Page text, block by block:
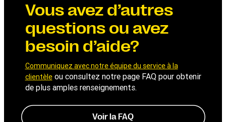
Vous avez d’autres
questions ou avez
besoin d’aide?
Communiquez avec notre équipe du service à la
clientèleou consultez notre page FAQ pour obtenir
de plus amples renseignements.
Voir la FAQ